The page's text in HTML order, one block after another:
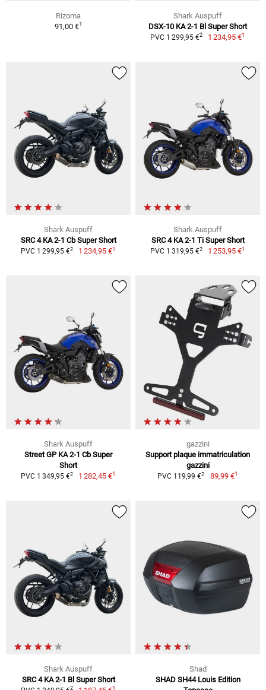
Rizoma
91,00 €1
Shark Auspuff
DSX-10 KA 2-1 Bl Super Short
PVC 1 299,95 €2 1 234,95 €1
Shark Auspuff
SRC 4 KA 2-1 Cb Super Short
PVC 1 299,95 €2 1 234,95 €1
Shark Auspuff
SRC 4 KA 2-1 Ti Super Short
PVC 1 319,95 €2 1 253,95 €1
Shark Auspuff
Street GP KA 2-1 Cb Super
Short
PVC 1 349,95 €2 1 282,45 €1
gazzini
Support plaque immatriculation
gazzini
PVC 119,99 €2 89,99 €1
Shark Auspuff
SRC 4 KA 2-1 Bl Super Short
2 1
Shad
SHAD SH44 Louis Edition